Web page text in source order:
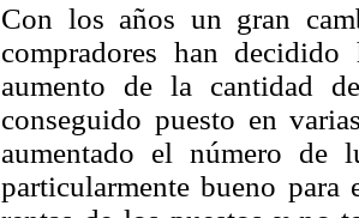
Con los años un gran
compradores han
aumento de la cantidad
conseguido puesto en
aumentado el número de
particularmente bueno para